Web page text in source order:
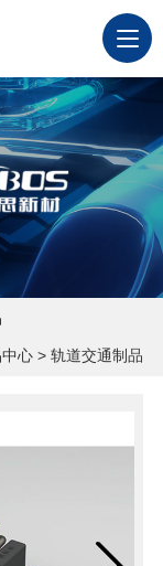
心> 轨道交通制品